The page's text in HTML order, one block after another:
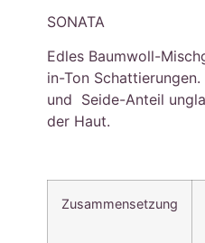
SONATA
Edles Baumwoll-
in-Ton
und Seide-Anteil
der Haut.
Zusammensetzung